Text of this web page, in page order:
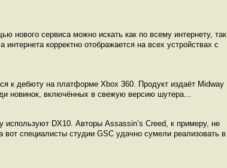
нового сервиса можно искать как по всему интернету, так
корректно отображается на всех устройствах с
к дебюту на платформе Xbox 360. Продукт издаёт Midway
новинок, включённых в свежую версию шутера...
используют DX10. Авторы Assassin’s Creed, к примеру, не
специалисты студии GSC удачно сумели реализовать в